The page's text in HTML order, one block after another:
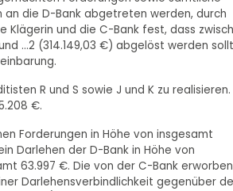
die D-Bank abgetreten werden, durch
und die C-Bank fest, dass
...2 (314.149,03 €) abgelöst werden
R und S sowie J und K zu realisieren.
€.
Forderungen in Höhe von insgesamt
Darlehen der D-Bank in Höhe von
63.997 €. Die von der C-Bank
Darlehensverbindlichkeit gegenüber